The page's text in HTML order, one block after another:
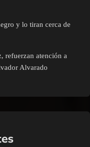
y lo tiran cerca de
refuerzan atención a
Alvarado